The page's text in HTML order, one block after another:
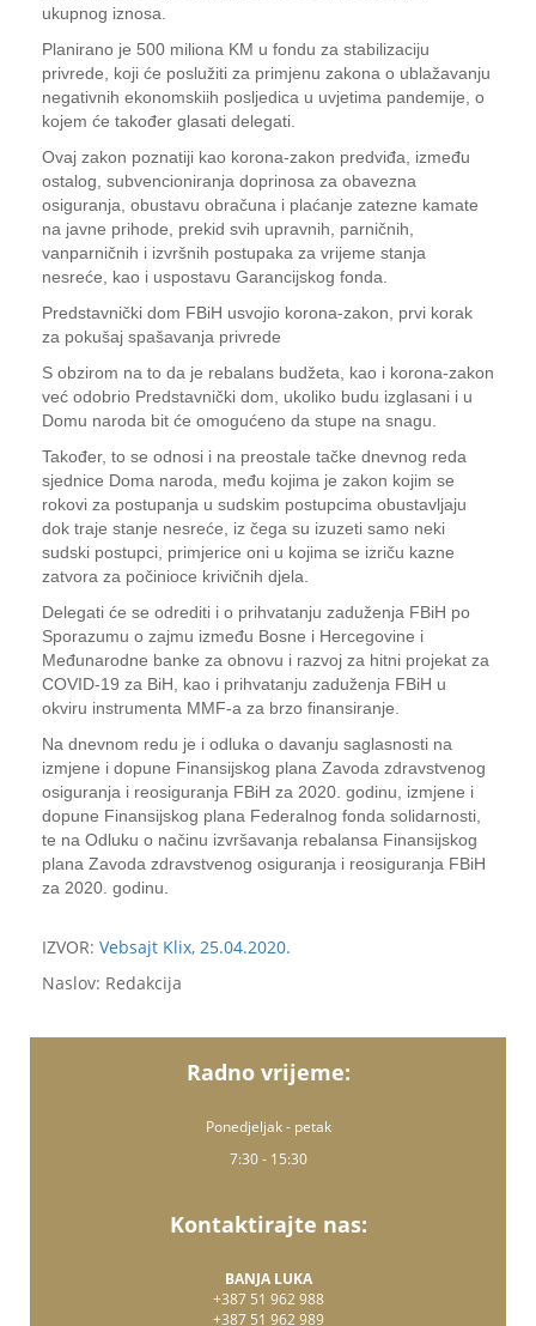
ukupnog iznosa.
Planirano je 500 miliona KM u fondu za stabilizaciju
privrede, koji će poslužiti za primjenu zakona o ublažavanju
negativnih ekonomskiih posljedica u uvjetima pandemije, o
kojem će također glasati delegati.
Ovaj zakon poznatiji kao korona-zakon predviđa, između
ostalog, subvencioniranja doprinosa za obavezna
osiguranja, obustavu obračuna i plaćanje zatezne kamate
na javne prihode, prekid svih upravnih, parničnih,
vanparničnih i izvršnih postupaka za vrijeme stanja
nesreće, kao i uspostavu Garancijskog fonda.
Predstavnički dom FBiH usvojio korona-zakon, prvi korak
za pokušaj spašavanja privrede
S obzirom na to da je rebalans budžeta, kao i korona-zakon
već odobrio Predstavnički dom, ukoliko budu izglasani i u
Domu naroda bit će omogućeno da stupe na snagu.
Također, to se odnosi i na preostale tačke dnevnog reda
sjednice Doma naroda, među kojima je zakon kojim se
rokovi za postupanja u sudskim postupcima obustavljaju
dok traje stanje nesreće, iz čega su izuzeti samo neki
sudski postupci, primjerice oni u kojima se izriču kazne
zatvora za počinioce krivičnih djela.
Delegati će se odrediti i o prihvatanju zaduženja FBiH po
Sporazumu o zajmu između Bosne i Hercegovine i
Međunarodne banke za obnovu i razvoj za hitni projekat za
COVID-19 za BiH, kao i prihvatanju zaduženja FBiH u
okviru instrumenta MMF-a za brzo finansiranje.
Na dnevnom redu je i odluka o davanju saglasnosti na
izmjene i dopune Finansijskog plana Zavoda zdravstvenog
osiguranja i reosiguranja FBiH za 2020. godinu, izmjene i
dopune Finansijskog plana Federalnog fonda solidarnosti,
te na Odluku o načinu izvršavanja rebalansa Finansijskog
plana Zavoda zdravstvenog osiguranja i reosiguranja FBiH
za 2020. godinu.
IZVOR: Vebsajt Klix, 25.04.2020.
Naslov: Redakcija
Radno vrijeme:
Ponedjeljak - petak
7:30 - 15:30
Kontaktirajte nas:
BANJA LUKA
+387 51 962 988
+387 51 962 989